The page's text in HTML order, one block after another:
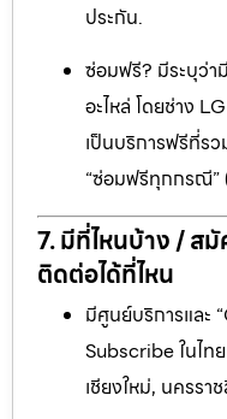
ประกัน.
ซ่อมฟรี? มีระบุว่า
อะไหล่ โดยช่าง
เป็นบริการฟรีที่ร
“ซ่อมฟรีทุกกรณี”
7. มีที่ไหนบ้าง / สมั
ติดต่อได้ที่ไหน
มีศูนย์บริการและ
Subscribe ในไท
เชียงใหม่, นครรา